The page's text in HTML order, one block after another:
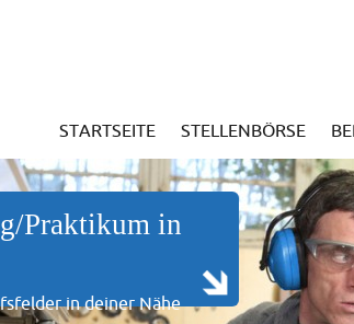
STARTSEITE STELLENBÖRSE
Praktikum in
in deiner Nähe